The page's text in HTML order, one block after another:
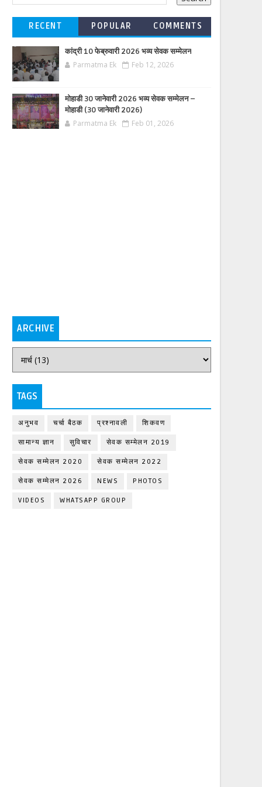
RECENT POPULAR COMMENTS
कांद्री 10 फेब्रुवारी 2026 भव्य सेवक सम्मेलन
Parmatma Ek Feb 12, 2026
मोहाडी 30 जानेवारी 2026 भव्य सेवक सम्मेलन –
मोहाडी (30 जानेवारी 2026)
Parmatma Ek Feb 01, 2026
ARCHIVE
TAGS
अनुभव चर्चा बैठक प्रश्नावली शिकवण
सामान्य ज्ञान सुविचार सेवक सम्मेलन 2019
सेवक सम्मेलन 2020 सेवक सम्मेलन 2022
सेवक सम्मेलन 2026 NEWS PHOTOS
VIDEOS WHATSAPP GROUP